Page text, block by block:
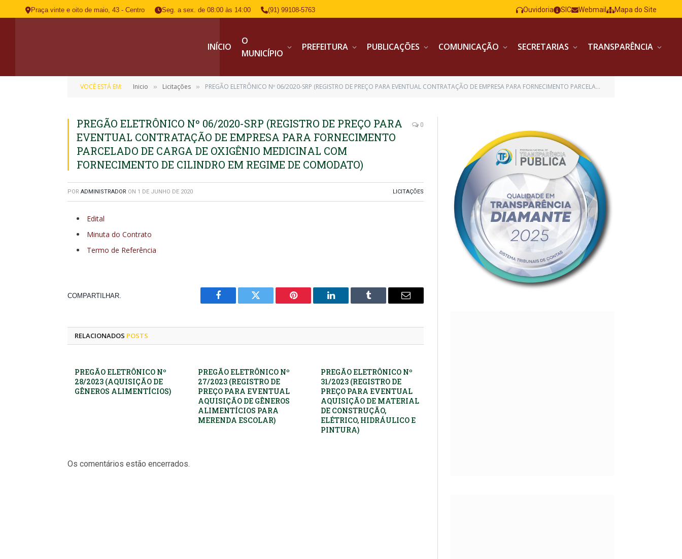
Praça vinte e oito de maio, 43 - Centro Seg. a sex. de 08:00 às 14:00 (91) 99108-5763 Ouvidoria SIC Webmail Mapa do Site
INÍCIO
O
MUNICÍPIO
PREFEITURA PUBLICAÇÕES COMUNICAÇÃO SECRETARIAS TRANSPARÊNCIA
VOCÊ ESTÁ EM: Inicio » Licitações » PREGÃO ELETRÔNICO Nº 06/2020-SRP (REGISTRO DE PREÇO PARA EVENTUAL CONTRATAÇÃO DE EMPRESA PARA FORNECIMENTO PARCELADO DE CARGA DE OXIGÊNIO MEDICINAL COM FORNECIMENTO DE CILINDRO EM REGIME DE COMODATO)
PREGÃO ELETRÔNICO Nº 06/2020-SRP (REGISTRO DE PREÇO PARA
EVENTUAL CONTRATAÇÃO DE EMPRESA PARA FORNECIMENTO
PARCELADO DE CARGA DE OXIGÊNIO MEDICINAL COM
FORNECIMENTO DE CILINDRO EM REGIME DE COMODATO)
0
POR ADMINISTRADOR ON 1 DE JUNHO DE 2020 LICITAÇÕES
Edital
Minuta do Contrato
Termo de Referência
COMPARTILHAR.
Facebook Twitter Pinterest LinkedIn Tumblr
E-
RELACIONADOS POSTS
PREGÃO ELETRÔNICO Nº
28/2023 (AQUISIÇÃO DE
GÊNEROS ALIMENTÍCIOS)
PREGÃO ELETRÔNICO Nº
27/2023 (REGISTRO DE
PREÇO PARA EVENTUAL
AQUISIÇÃO DE GÊNEROS
ALIMENTÍCIOS PARA
MERENDA ESCOLAR)
PREGÃO ELETRÔNICO Nº
31/2023 (REGISTRO DE
PREÇO PARA EVENTUAL
AQUISIÇÃO DE MATERIAL
DE CONSTRUÇÃO,
ELÉTRICO, HIDRÁULICO E
PINTURA)
Os comentários estão encerrados.